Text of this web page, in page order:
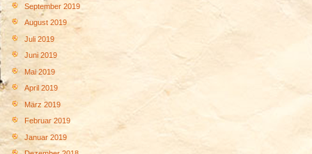
September 2019
August 2019
Juli 2019
Juni 2019
Mai 2019
April 2019
März 2019
Februar 2019
Januar 2019